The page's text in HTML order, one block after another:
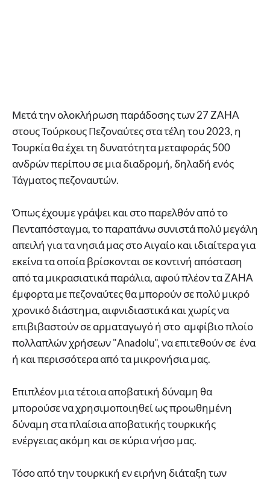
Μετά την ολοκλήρωση παράδοσης των 27 ZAHA
στους Τούρκους Πεζοναύτες στα τέλη του 2023, η
Τουρκία θα έχει τη δυνατότητα μεταφοράς 500
ανδρών περίπου σε μια διαδρομή, δηλαδή ενός
Τάγματος πεζοναυτών.
Όπως έχουμε γράψει και στο παρελθόν από το
Πενταπόσταγμα, το παραπάνω συνιστά πολύ μεγάλη
απειλή για τα νησιά μας στο Αιγαίο και ιδιαίτερα για
εκείνα τα οποία βρίσκονται σε κοντινή απόσταση
από τα μικρασιατικά παράλια, αφού πλέον τα ZAHA
έμφορτα με πεζοναύτες θα μπορούν σε πολύ μικρό
χρονικό διάστημα, αιφνιδιαστικά και χωρίς να
επιβιβαστούν σε αρματαγωγό ή στο αμφίβιο πλοίο
πολλαπλών χρήσεων "Anadolu", να επιτεθούν σε ένα
ή και περισσότερα από τα μικρονήσια μας.
Επιπλέον μια τέτοια αποβατική δύναμη θα
μπορούσε να χρησιμοποιηθεί ως προωθημένη
δύναμη στα πλαίσια αποβατικής τουρκικής
ενέργειας ακόμη και σε κύρια νήσο μας.
Τόσο από την τουρκική εν ειρήνη διάταξη των